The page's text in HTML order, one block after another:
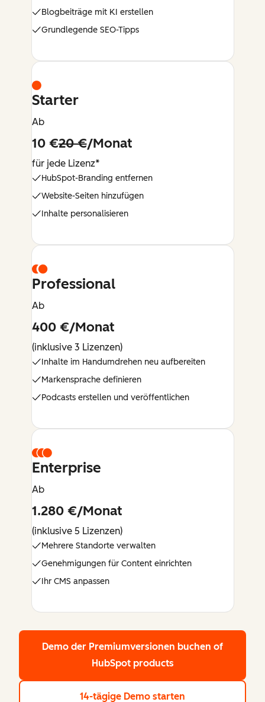
Blogbeiträge mit KI erstellen
Grundlegende SEO-Tipps
Starter
Ab
10 €20 €/Monat
für jede Lizenz*
HubSpot-Branding entfernen
Website-Seiten hinzufügen
Inhalte personalisieren
Professional
Ab
400 €/Monat
(inklusive 3 Lizenzen)
Inhalte im Handumdrehen neu aufbereiten
Markensprache definieren
Podcasts erstellen und veröffentlichen
Enterprise
Ab
1.280 €/Monat
(inklusive 5 Lizenzen)
Mehrere Standorte verwalten
Genehmigungen für Content einrichten
Ihr CMS anpassen
Demo der Premiumversionen buchen of
HubSpot products
14-tägige Demo starten